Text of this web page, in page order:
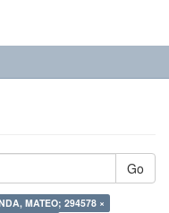
Go
MATEO; 294578 ×